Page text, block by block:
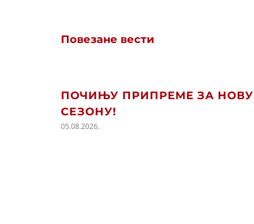
Повезане вести
ПОЧИЊУ ПРИПРЕМЕ ЗА НОВУ
СЕЗОНУ!
05.08.2026.